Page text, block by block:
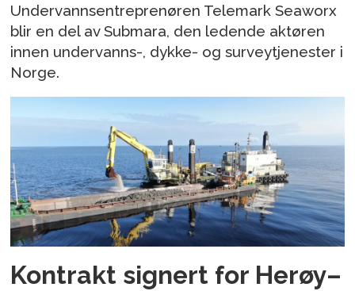
Undervannsentreprenøren Telemark Seaworx
blir en del av Submara, den ledende aktøren
innen undervanns-, dykke- og surveytjenester i
Norge.
Kontrakt signert for Herøy–